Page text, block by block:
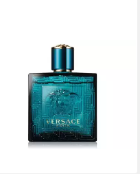
Eau de Parfum Eros Eau de
Parfum, 1-tlg.
(3.380,00 €/ 1 l)
lieferbar - in 6-8 Werktagen bei dir